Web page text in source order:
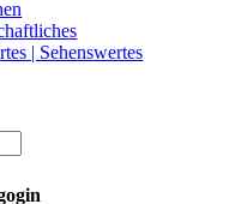
| Sehenswertes